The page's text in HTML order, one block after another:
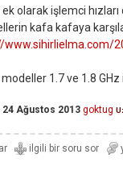
ek olarak işlemci
kafa kafaya
www.sihirlielma.com/
1.7 ve 1.8
24 Ağustos 2013 goktug